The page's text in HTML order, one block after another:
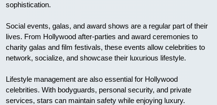
sophistication.
Social events, galas, and award shows are a regular part of their
lives. From Hollywood after-parties and award ceremonies to
charity galas and film festivals, these events allow celebrities to
network, socialize, and showcase their luxurious lifestyle.
Lifestyle management are also essential for Hollywood
celebrities. With bodyguards, personal security, and private
services, stars can maintain safety while enjoying luxury.